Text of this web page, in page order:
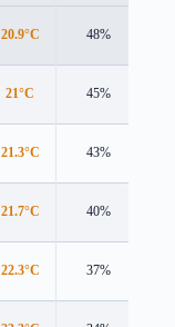
20.9°C 48%
21°C 45%
21.3°C 43%
21.7°C 40%
22.3°C 37%